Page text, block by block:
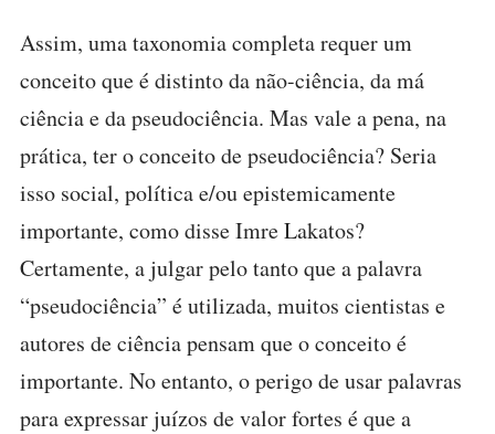
Assim, uma taxonomia completa requer um
conceito que é distinto da não-ciência, da má
ciência e da pseudociência. Mas vale a pena, na
prática, ter o conceito de pseudociência? Seria
isso social, política e/ou epistemicamente
importante, como disse Imre Lakatos?
Certamente, a julgar pelo tanto que a palavra
“pseudociência” é utilizada, muitos cientistas e
autores de ciência pensam que o conceito é
importante. No entanto, o perigo de usar palavras
para expressar juízos de valor fortes é que a